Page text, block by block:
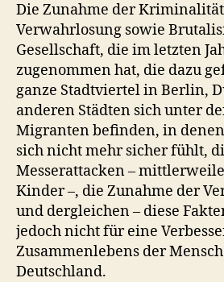
Die Zunahme der
Verwahrlosung sowie
Gesellschaft, die im letzten
zugenommen hat, die dazu
ganze Stadtviertel in Berlin,
anderen Städten sich unter
Migranten befinden, in
sich nicht mehr sicher fühlt,
Messerattacken –
Kinder –, die Zunahme der
und dergleichen – diese
jedoch nicht für eine
Zusammenlebens der
Deutschland.